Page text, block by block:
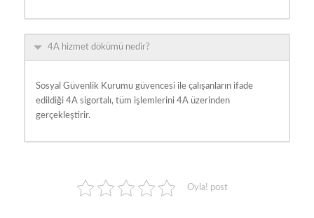
4A hizmet dökümü nedir?
Sosyal Güvenlik Kurumu güvencesi ile çalışanların ifade
edildiği 4A sigortalı, tüm işlemlerini 4A üzerinden
gerçekleştirir.
Oyla! post